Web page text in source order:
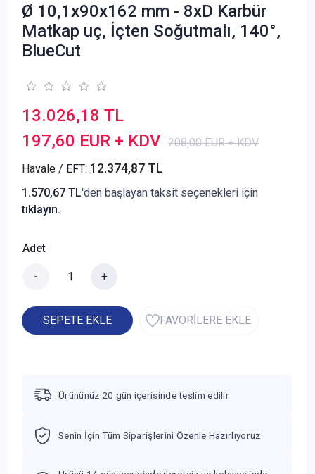
Ø 10,1x90x162 mm - 8xD Karbür
Matkap uç, İçten Soğutmalı, 140°,
BlueCut
13.026,18 TL
197,60 EUR + KDV 208,00 EUR + KDV
Havale / EFT: 12.374,87 TL
1.570,67 TL'den başlayan taksit seçenekleri için
tıklayın.
Adet
- +
SEPETE EKLE FAVORİLERE EKLE
Ürününüz 20 gün içerisinde teslim edilir
Senin İçin Tüm Siparişlerini Özenle Hazırlıyoruz